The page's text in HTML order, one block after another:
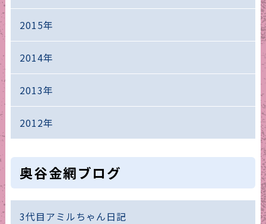
2015年
2014年
2013年
2012年
奥谷金網ブログ
3代目アミルちゃん日記